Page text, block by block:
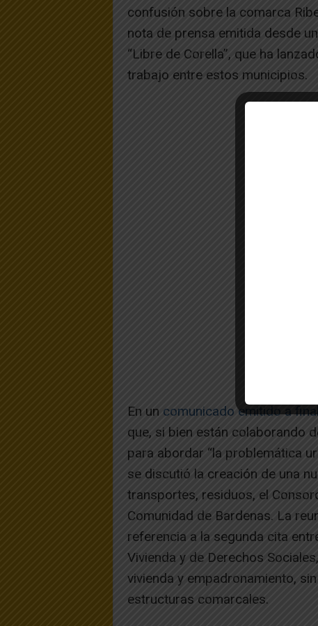
confusión sobre la comarca
nota de prensa emitida desde
“Libre de Corella”, que ha
trabajo entre estos municipios.
En un comunicado emitido a
que, si bien están colaborando
para abordar “la problemática
se discutió la creación de una
transportes, residuos, el
Comunidad de Bardenas. La
referencia a la segunda cita
Vivienda y de Derechos
vivienda y empadronamiento,
estructuras comarcales.